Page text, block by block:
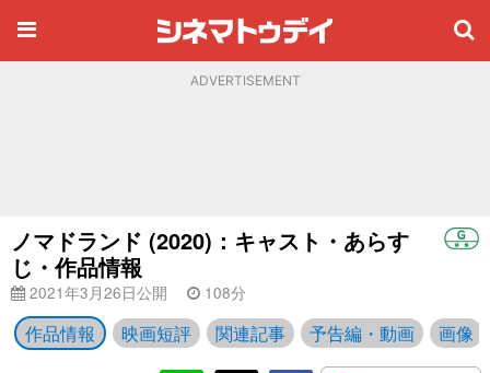
ADVERTISEMENT
ノマドランド (2020)：キャスト・あらす
じ・作品情報
2021年3月26日公開 108分
作品情報 映画短評 関連記事 予告編・動画 画像